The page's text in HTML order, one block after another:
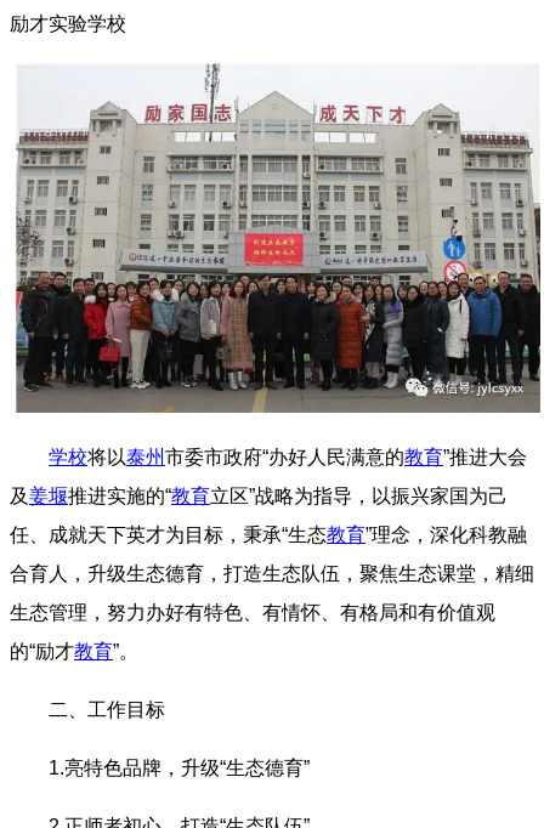
励才实验学校
学校将以泰州市委市政府“办好人民满意的教育”推进大会
及姜堰推进实施的“教育立区”战略为指导，以振兴家国为己
任、成就天下英才为目标，秉承“生态教育”理念，深化科教融
合育人，升级生态德育，打造生态队伍，聚焦生态课堂，精细
生态管理，努力办好有特色、有情怀、有格局和有价值观
的“励才教育”。
二、工作目标
1.亮特色品牌，升级“生态德育”